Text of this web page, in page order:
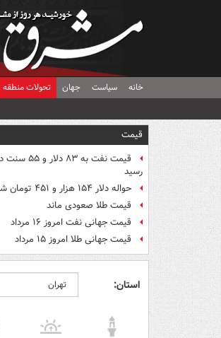
خانه سیاست جهان تحولات منطقه
قیمت
قیمت نفت به
رسید
حواله دلار ۱۵۴ هزار و ۴۵۱ تومان شد
قیمت طلا صعودی ماند
قیمت جهانی نفت امروز ۱۶ مرداد
قیمت جهانی طلا امروز ۱۵ مرداد
استان: